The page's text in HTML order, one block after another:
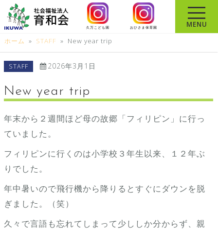
ン
テ
ン
キ
プ
久万こども園 おひさま保育園
MENU
ホーム » STAFF » New year trip
STAFF 2026年3月1日
New year trip
年末から２週間ほど母の故郷「フィリピン」に行っ
ていました。
フィリピンに行くのは小学校３年生以来、１２年ぶ
りでした。
年中暑いので飛行機から降りるとすぐにダウンを脱
ぎました。（笑）
久々で言語も忘れてしまって少ししか分からず、親